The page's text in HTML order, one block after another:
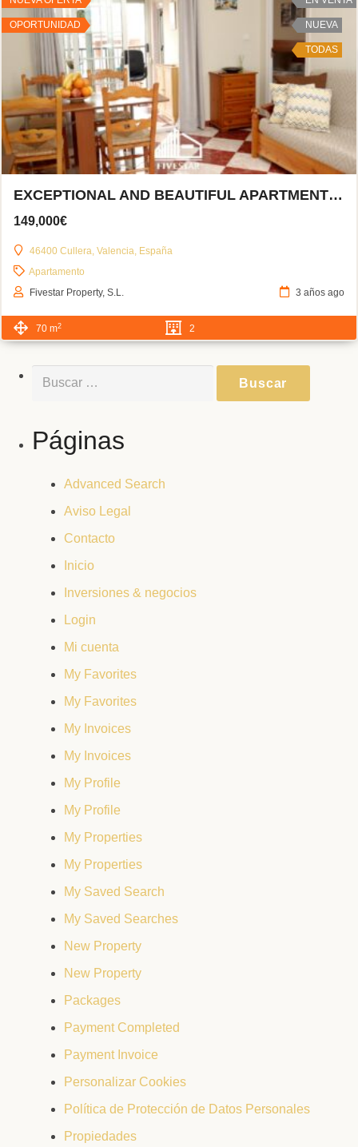
OPORTUNIDAD NUEVA
TODAS
EXCEPTIONAL AND BEAUTIFUL APARTMENT IN CULLERA
149,000€
46400 Cullera, Valencia, España
Apartamento
Fivestar Property, S.L.
3 años ago
70 m2 2
Buscar:
Páginas
Advanced Search
Aviso Legal
Contacto
Inicio
Inversiones & negocios
Login
Mi cuenta
My Favorites
My Favorites
My Invoices
My Invoices
My Profile
My Profile
My Properties
My Properties
My Saved Search
My Saved Searches
New Property
New Property
Packages
Payment Completed
Payment Invoice
Personalizar Cookies
Política de Protección de Datos Personales
Propiedades